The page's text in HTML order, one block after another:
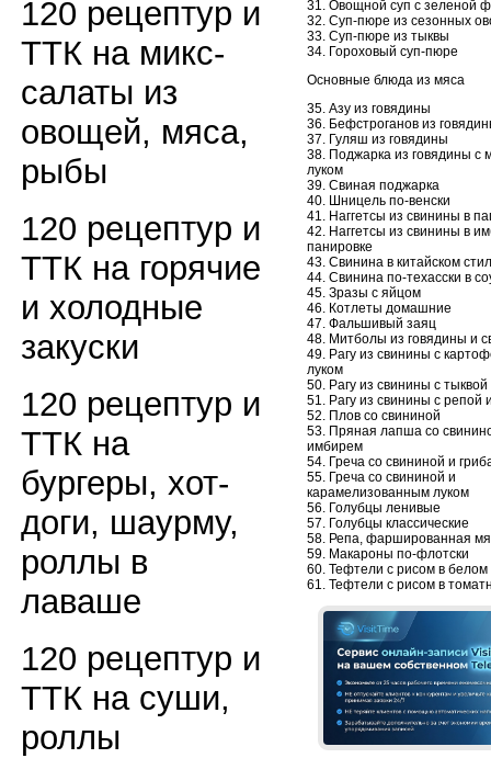
120 рецептур и
ТТК на микс-
салаты из
овощей, мяса,
рыбы
120 рецептур и
ТТК на горячие
и холодные
закуски
120 рецептур и
ТТК на
бургеры, хот-
доги, шаурму,
роллы в
лаваше
120 рецептур и
ТТК на суши,
роллы
31. Овощной суп с зеленой
32. Суп-пюре из сезонных
33. Суп-пюре из тыквы
34. Гороховый суп-пюре
Основные блюда из мяса
35. Азу из говядины
36. Бефстроганов из
37. Гуляш из говядины
38. Поджарка из говядины с
луком
39. Свиная поджарка
40. Шницель по-венски
41. Наггетсы из свинины в
42. Наггетсы из свинины в
панировке
43. Свинина в китайском
44. Свинина по-техасски в
45. Зразы с яйцом
46. Котлеты домашние
47. Фальшивый заяц
48. Митболы из говядины и
49. Рагу из свинины с
луком
50. Рагу из свинины с
51. Рагу из свинины с репой
52. Плов со свининой
53. Пряная лапша со
имбирем
54. Греча со свининой и
55. Греча со свининой и
карамелизованным луком
56. Голубцы ленивые
57. Голубцы классические
58. Репа, фаршированная
59. Макароны по-флотски
60. Тефтели с рисом в белом
61. Тефтели с рисом в